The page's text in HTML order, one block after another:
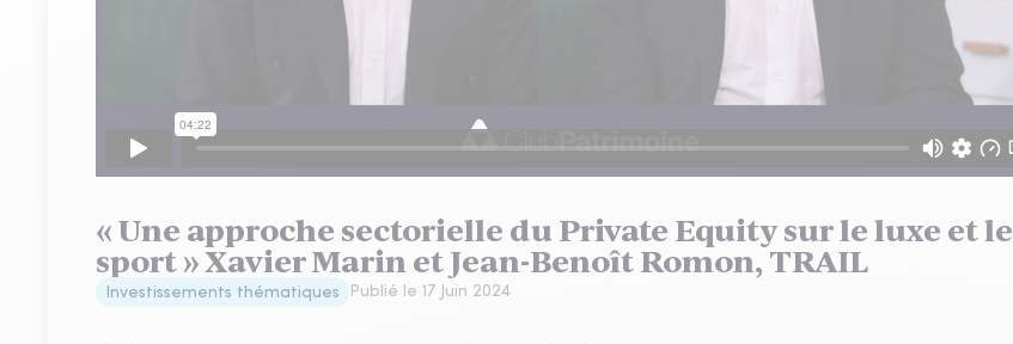
« Une approche sectorielle du Private Equity sur le luxe et le
sport » Xavier Marin et Jean-Benoît Romon, TRAIL
Investissements thématiques Publié le 17 Juin 2024